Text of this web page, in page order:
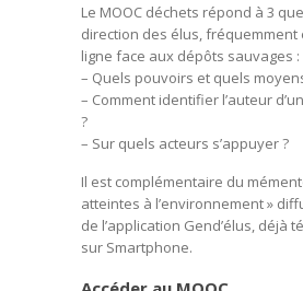
Le MOOC déchets répond à 3
direction des élus, fréquemment
ligne face aux dépôts sauvages :
– Quels pouvoirs et quels
– Comment identifier l’auteur
?
– Sur quels acteurs s’appuyer ?
Il est complémentaire du
atteintes à l’environnement »
de l’application Gend’élus, déjà
sur Smartphone.